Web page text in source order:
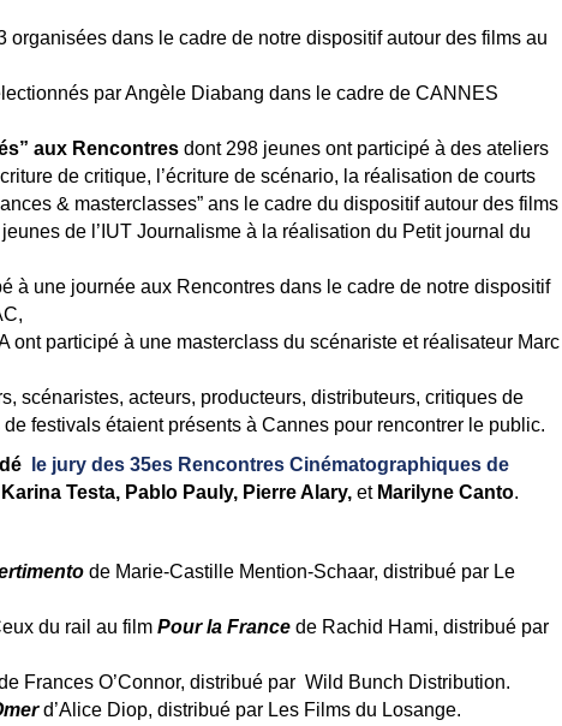
organisées dans le cadre de notre dispositif autour des films au
par Angèle Diabang dans le cadre de CANNES
aux Rencontres dont 298 jeunes ont participé à des ateliers
de critique, l’écriture de scénario, la réalisation de courts
& masterclasses” ans le cadre du dispositif autour des films
de l’IUT Journalisme à la réalisation du Petit journal du
à une journée aux Rencontres dans le cadre de notre dispositif
ont participé à une masterclass du scénariste et réalisateur Marc
scénaristes, acteurs, producteurs, distributeurs, critiques de
festivals étaient présents à Cannes pour rencontrer le public.
le jury des 35es Rencontres Cinématographiques de
Karina Testa, Pablo Pauly, Pierre Alary, et Marilyne Canto.
de Marie-Castille Mention-Schaar, distribué par Le
du rail au film Pour la France de Rachid Hami, distribué par
Frances O’Connor, distribué par Wild Bunch Distribution.
d’Alice Diop, distribué par Les Films du Losange.